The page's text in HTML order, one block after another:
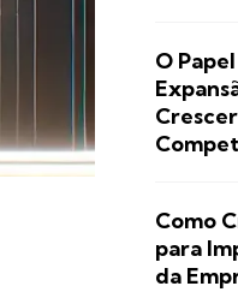
O
Como
para
da